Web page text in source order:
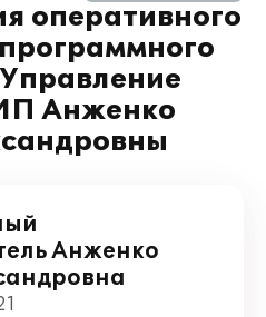
оперативного
Анженко
Анженко